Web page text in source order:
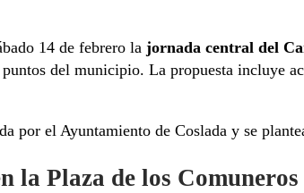
14 de febrero la jornada central del
del municipio. La propuesta incluye
por el Ayuntamiento de Coslada y se
la Plaza de los